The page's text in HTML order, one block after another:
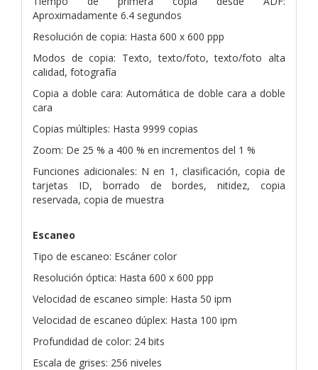
Aproximadamente 6.4 segundos
Resolución de copia: Hasta 600 x 600 ppp
Modos de copia: Texto, texto/foto, texto/foto alta
calidad, fotografía
Copia a doble cara: Automática de doble cara a doble
cara
Copias múltiples: Hasta 9999 copias
Zoom: De 25 % a 400 % en incrementos del 1 %
Funciones adicionales: N en 1, clasificación, copia de
tarjetas ID, borrado de bordes, nitidez, copia
reservada, copia de muestra
Escaneo
Tipo de escaneo: Escáner color
Resolución óptica: Hasta 600 x 600 ppp
Velocidad de escaneo simple: Hasta 50 ipm
Velocidad de escaneo dúplex: Hasta 100 ipm
Profundidad de color: 24 bits
Escala de grises: 256 niveles